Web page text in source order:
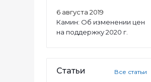
6 августа 2019
Камин: Об изменении цен
на поддержку 2020 г.
Статьи Все статьи